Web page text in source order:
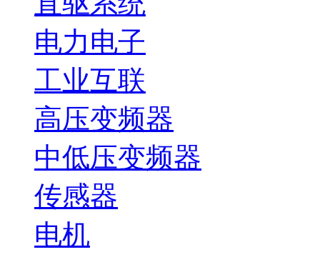
电力电子
工业互联
高压变频器
中低压变频器
传感器
电机